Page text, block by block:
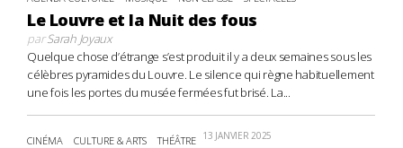
Le Louvre et la Nuit des fous
parSarah Joyaux
Quelque chose d’étrange s’est produit il y a deux semaines sous les
célèbres pyramides du Louvre. Le silence qui règne habituellement
une fois les portes du musée fermées fut brisé. La...
CINÉMA CULTURE & ARTS THÉÂTRE 13 JANVIER 2025